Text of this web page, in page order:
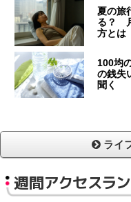
夏の旅
る？
方とは
100均
の銭失
聞く
ライ
週間アクセスラ